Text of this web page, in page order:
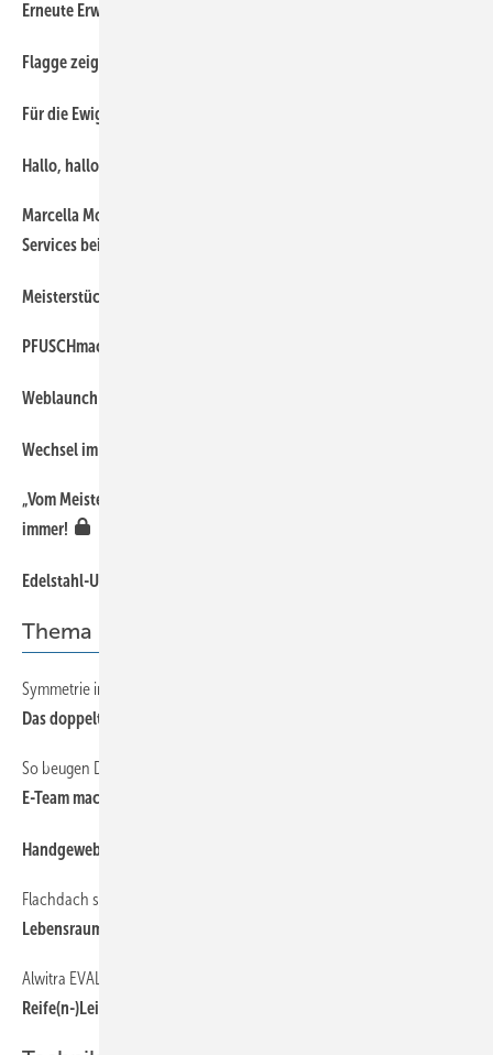
Erneute Erweiterung der Geschäftsleitung bei Sema
Flagge zeigen mit dem Zunftwappen
Für die Ewigkeit gemacht
Hallo, hallo: Schalie gefunden!
Marcella Montelatici übernimmt Geschäftsführung Vertrieb und
Services bei Trumpf Werkzeugmaschinen
Meisterstück des Jahres
PFUSCHmachtKUNST
Weblaun ch der BAUMETALL International
Wechsel im Alwitra Produktmanagement
„Vom Meister und dem Fischkopf“ – Selbsterkenntnis hilft nicht
immer!
Edelstahl-Urgestein Wolfgang Lemke geht in die Ruhephase
Thema
Symmetrie in Perfektion
Das doppelte Lottchen
So beugen Dachdenker fatalen Wasserschäden vor
E-Te am macht das Licht an
Handgewebte Kupferdecke
Flachdach sanieren, dämmen und nutzen
Lebensraum Flachdach
Alwitra EV ALON
Reife(n-)Leistung